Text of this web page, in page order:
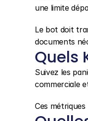
une limite
Le bot doit
documents
Quels
Suivez les
commerciale
Ces